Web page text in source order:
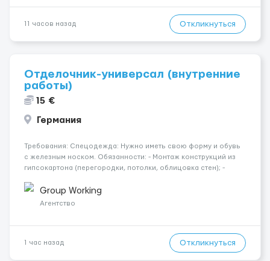
11 часов назад Откликнуться
Отделочник-универсал (внутренние
работы)
15 €
Германия
Требования: Спецодежда: Нужно иметь свою форму и обувь
с железным носком. Обязанности: - Монтаж конструкций из
гипсокартона (перегородки, потолки, облицовка стен); -
малярных работ (шпатлевка, грунтовка, покраска); -
Штукатурные работы ...
Group Working
Агентство
1 час назад Откликнуться